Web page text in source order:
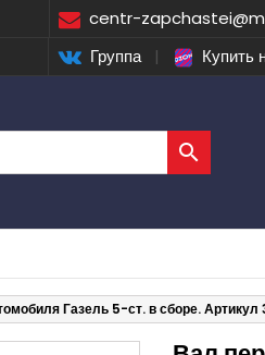
centr-
Группа | Купить

Газель 5-ст. в сборе.